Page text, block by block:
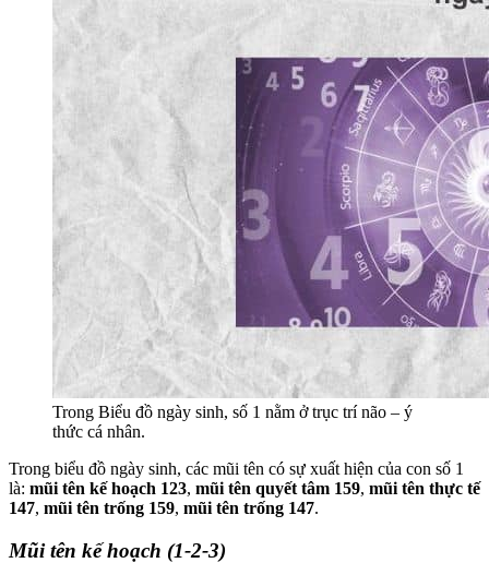
Trong Biểu đồ ngày sinh, số 1 nằm ở trục trí não – ý
thức cá nhân.
Trong biểu đồ ngày sinh, các mũi tên có sự xuất hiện của con số 1
là: mũi tên kế hoạch 123, mũi tên quyết tâm 159, mũi tên thực tế
147, mũi tên trống 159, mũi tên trống 147.
Mũi tên kế hoạch (1-2-3)